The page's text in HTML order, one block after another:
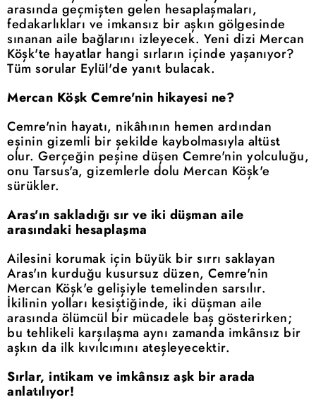
arasında geçmişten gelen hesaplaşmaları,
fedakarlıkları ve imkansız bir aşkın gölgesinde
sınanan aile bağlarını izleyecek. Yeni dizi Mercan
Köşk'te hayatlar hangi sırların içinde yaşanıyor?
Tüm sorular Eylül'de yanıt bulacak.
Mercan Köşk Cemre'nin hikayesi ne?
Cemre'nin hayatı, nikâhının hemen ardından
eşinin gizemli bir şekilde kaybolmasıyla altüst
olur. Gerçeğin peşine düşen Cemre'nin yolculuğu,
onu Tarsus'a, gizemlerle dolu Mercan Köşk'e
sürükler.
Aras'ın sakladığı sır ve iki düşman aile
arasındaki hesaplaşma
Ailesini korumak için büyük bir sırrı saklayan
Aras'ın kurduğu kusursuz düzen, Cemre'nin
Mercan Köşk'e gelişiyle temelinden sarsılır.
İkilinin yolları kesiştiğinde, iki düşman aile
arasında ölümcül bir mücadele baş gösterirken;
bu tehlikeli karşılaşma aynı zamanda imkânsız bir
aşkın da ilk kıvılcımını ateşleyecektir.
Sırlar, intikam ve imkânsız aşk bir arada
anlatılıyor!